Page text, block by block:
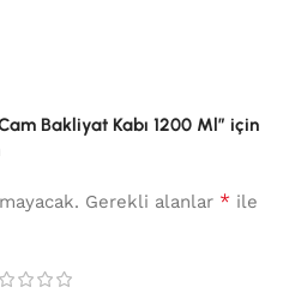
Bakliyat Kabı 1200 Ml” için
Gerekli alanlar * ile